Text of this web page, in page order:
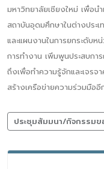
มหาวิทยาลัยเชียงใหม่ เพื่อน
สถาบันอุดมศึกษาในต่างประ
และแผนงานในการยกระดับ
การทำงาน เพิ่มพูนประสบก
ถึงเพื่อทำความรู้จักและเจรจ
สร้างเครือข่ายความร่วมมือ
ประชุมสัมมนา/กิจกรรมข